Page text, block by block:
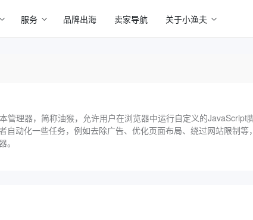
服务 品牌出海 卖家导航 关于小渔夫
管理器，简称油猴，允许用户在浏览器中运行自定义的JavaScript
自动化一些任务，例如去除广告、优化页面布局、绕过网站限制等
。